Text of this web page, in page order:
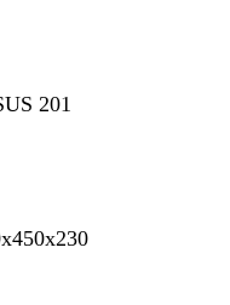
201